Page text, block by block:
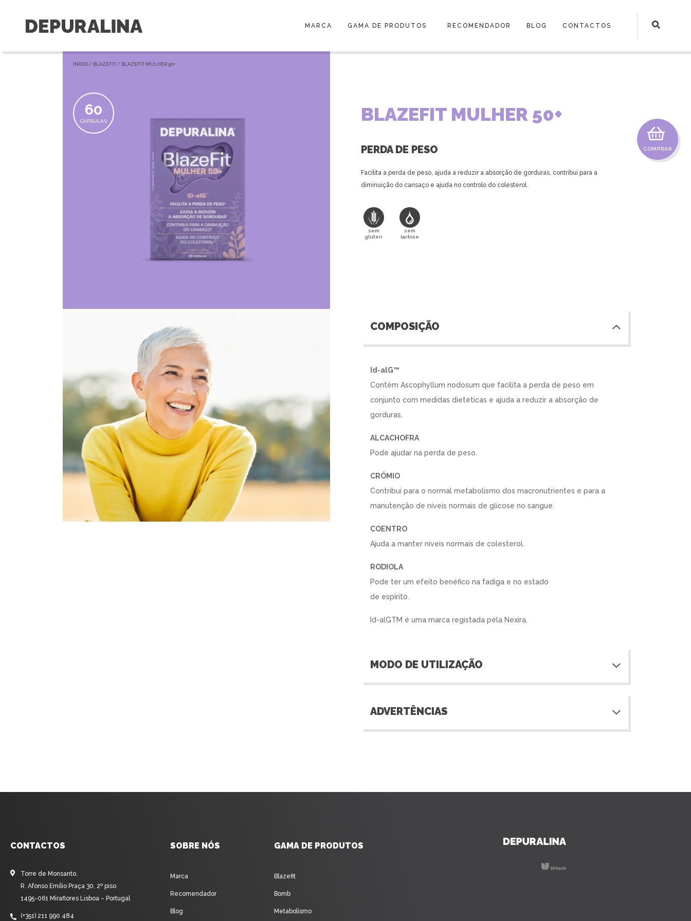
MARCA GAMA DE PRODUTOS RECOMENDADOR BLOG CONTACTOS
INÍCIO / BLAZEFIT / BLAZEFIT MULHER 50+
60
CÁPSULAS BLAZEFIT MULHER 50+
PERDA DE PESO
Facilita a perda de peso, ajuda a reduzir a absorção de gorduras, contribui para a
diminuição do cansaço e ajuda no controlo do colesterol.
sem
glúten
sem
lactose
COMPRAR
COMPOSIÇÃO
Id-alG™
Contém Ascophyllum nodosum que facilita a perda de peso em
conjunto com medidas dietéticas e ajuda a reduzir a absorção de
gorduras.
ALCACHOFRA
Pode ajudar na perda de peso.
CRÓMIO
Contribui para o normal metabolismo dos macronutrientes e para a
manutenção de níveis normais de glicose no sangue.
COENTRO
Ajuda a manter níveis normais de colesterol.
RODIOLA
Pode ter um efeito benéfico na fadiga e no estado
de espírito.
Id-alGTM é uma marca registada pela Nexira.
MODO DE UTILIZAÇÃO
ADVERTÊNCIAS
CONTACTOS
Torre de Monsanto,
R. Afonso Emílio Praça 30, 2º piso
1495-061 Miraflores Lisboa – Portugal
(+351) 211 990 484
SOBRE NÓS
Marca
Recomendador
Blog
GAMA DE PRODUTOS
Blazefit
Bomb
Metabolismo